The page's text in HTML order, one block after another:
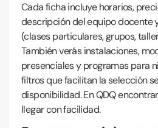
Cada ficha incluye horarios,
descripción del equipo docente
(clases particulares, grupos,
También verás instalaciones,
presenciales y programas para
filtros que facilitan la selección
disponibilidad. En QDQ
llegar con facilidad.